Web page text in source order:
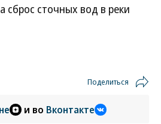
сброс сточных вод в реки
Поделиться
и во Вконтакте